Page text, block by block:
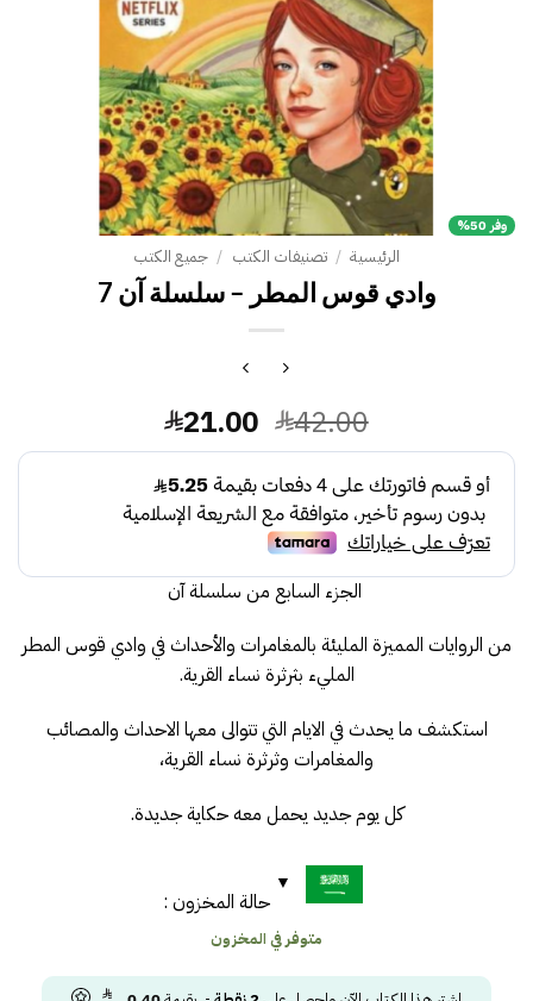
وفر 50%
الرئيسية / تصنيفات الكتب / جميع الكتب
42.00 السعر
الأصلي
هو:
42.00.
21.00 السعر
الحالي
هو:
21.00.
الجزء السابع من سلسلة آن
من الروايات المميزة المليئة بالمغامرات والأحداث في وادي قوس المطر
المليء بثرثرة نساء القرية.
استكشف ما يحدث في الايام التي تتوالى معها الاحداث والمصائب
والمغامرات وثرثرة نساء القرية،
كل يوم جديد يحمل معه حكاية جديدة.
حالة المخزون :
متوفر في المخزون